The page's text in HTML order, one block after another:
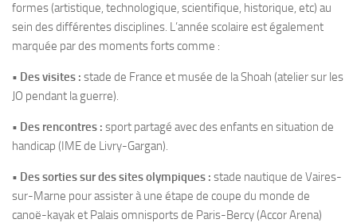
formes (artistique, technologique, scientifique, historique, etc) au
sein des différentes disciplines. L’année scolaire est également
marquée par des moments forts comme :
• Des visites : stade de France et musée de la Shoah (atelier sur les
JO pendant la guerre).
• Des rencontres : sport partagé avec des enfants en situation de
handicap (IME de Livry-Gargan).
• Des sorties sur des sites olympiques : stade nautique de Vaires-
sur-Marne pour assister à une étape de coupe du monde de
canoë-kayak et Palais omnisports de Paris-Bercy (Accor Arena)